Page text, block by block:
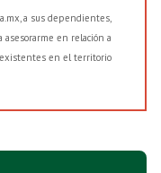
a sus dependientes,
asesorarme en relación a
existentes en el territorio